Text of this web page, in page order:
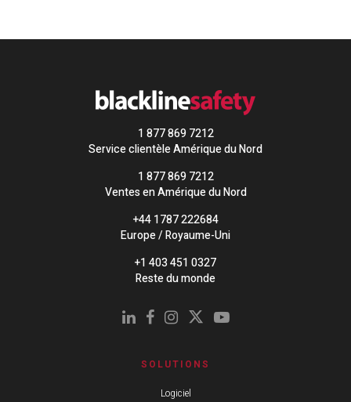
1 877 869 7212
Service clientèle Amérique du Nord
1 877 869 7212
Ventes en Amérique du Nord
+44 1787 222684
Europe / Royaume-Uni
+1 403 451 0327
Reste du monde
SOLUTIONS
Logiciel